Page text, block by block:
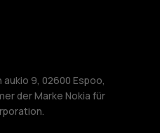
9, 02600 Espoo,
der Marke Nokia für